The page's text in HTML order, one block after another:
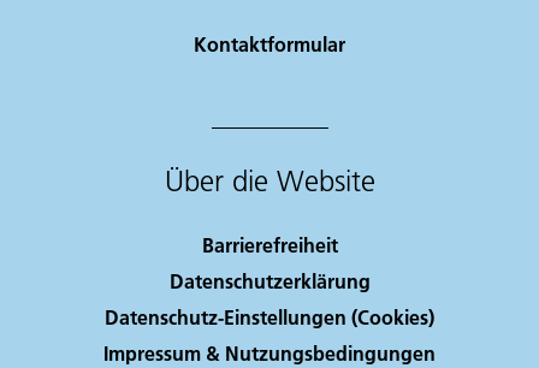
Kontaktformular
Über die Website
Barrierefreiheit
Datenschutzerklärung
Datenschutz-Einstellungen (Cookies)
Impressum & Nutzungsbedingungen